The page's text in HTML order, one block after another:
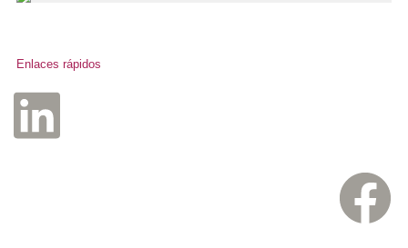
Enlaces rápidos